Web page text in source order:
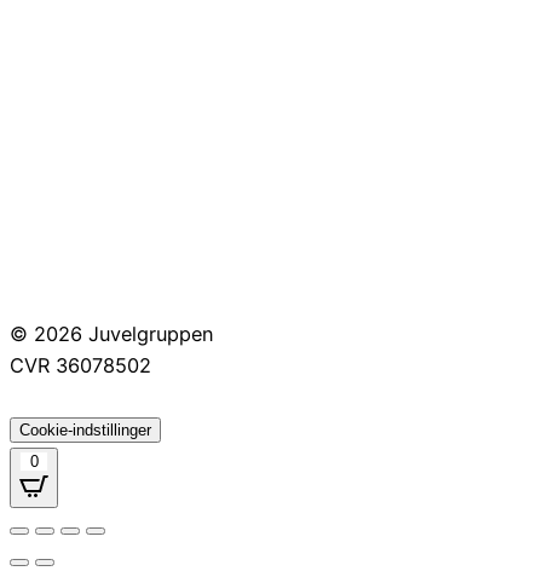
© 2026 Juvelgruppen
CVR 36078502
Cookie-indstillinger
0